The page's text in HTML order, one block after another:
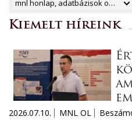
mnl honlap, adatbázisok online, hungaricana
Kiemelt híreink
2026.07.10. MNL OL